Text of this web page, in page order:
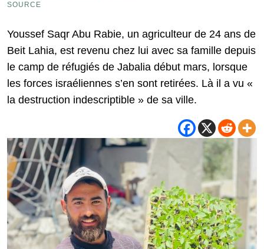
SOURCE
Youssef Saqr Abu Rabie, un agriculteur de 24 ans de
Beit Lahia, est revenu chez lui avec sa famille depuis
le camp de réfugiés de Jabalia début mars, lorsque
les forces israéliennes s’en sont retirées. Là il a vu «
la destruction indescriptible » de sa ville.